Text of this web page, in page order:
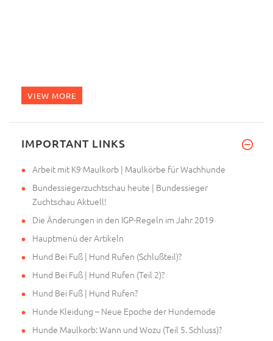
VIEW MORE
IMPORTANT LINKS
Arbeit mit K9 Maulkorb | Maulkörbe für Wachhunde
Bundessiegerzuchtschau heute | Bundessieger
Zuchtschau Aktuell!
Die Änderungen in den IGP-Regeln im Jahr 2019
Hauptmenü der Artikeln
Hund Bei Fuß | Hund Rufen (Schlußteil)?
Hund Bei Fuß | Hund Rufen (Teil 2)?
Hund Bei Fuß | Hund Rufen?
Hunde Kleidung – Neue Epoche der Hundemode
Hunde Maulkorb: Wann und Wozu (Teil 5. Schluss)?